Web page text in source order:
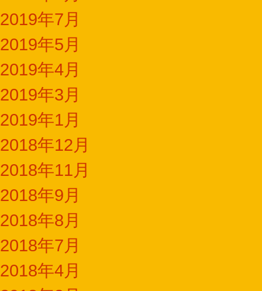
2019年7月
2019年5月
2019年4月
2019年3月
2019年1月
2018年12月
2018年11月
2018年9月
2018年8月
2018年7月
2018年4月